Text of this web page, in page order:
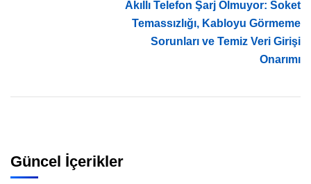
Akıllı Telefon Şarj Olmuyor: Soket
Temassızlığı, Kabloyu Görmeme
Sorunları ve Temiz Veri Girişi
Onarımı
Güncel İçerikler